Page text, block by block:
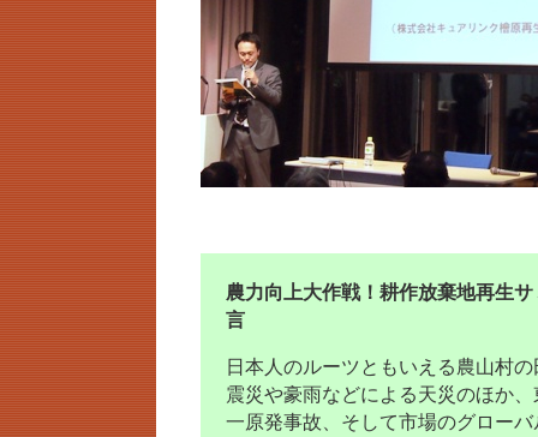
農力向上大作戦！耕作放棄地再生
言
日本人のルーツともいえる農山村
震災や豪雨などによる天災のほか
一原発事故、そして市場のグロー